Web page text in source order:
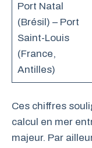
Port Natal
(Brésil) – Port
Saint-Louis
(France,
Antilles)
Ces chiffres
calcul en mer
majeur. Par